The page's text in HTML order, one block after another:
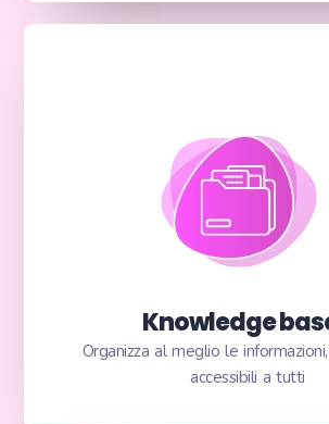
Knowledge
Organizza al meglio le
accessibili a tutti